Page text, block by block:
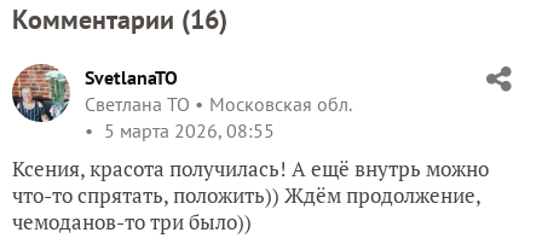
Комментарии (16)
SvetlanaTO
Светлана ТО
Московская обл.
5 марта 2026, 08:55
Ксения, красота получилась! А ещё внутрь можно
что-то спрятать, положить)) Ждём продолжение,
чемоданов-то три было))